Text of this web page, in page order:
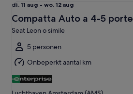
di.
11
aug
tot
wo.
12
aug
di. 11 aug - wo. 12 aug
Compatta Auto a 4-5 porte
Seat Leon o simile
5 personen
Onbeperkt aantal km